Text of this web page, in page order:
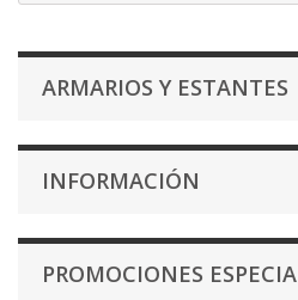
ARMARIOS Y ESTANTES
INFORMACIÓN
PROMOCIONES